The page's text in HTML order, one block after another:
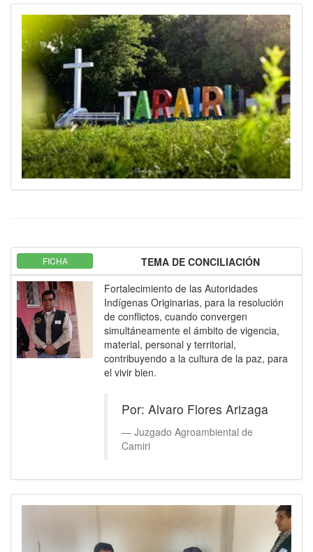
FICHA
TEMA DE CONCILIACIÓN
Fortalecimiento de las Autoridades
Indígenas Originarias, para la resolución
de conflictos, cuando convergen
simultáneamente el ámbito de vigencia,
material, personal y territorial,
contribuyendo a la cultura de la paz, para
el vivir bien.
Por: Alvaro Flores Arizaga
Juzgado Agroambiental de
Camiri